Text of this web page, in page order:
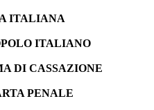
ITALIANA
ITALIANO
DI CASSAZIONE
PENALE